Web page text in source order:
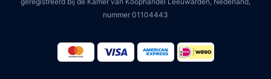
nummer 01104443